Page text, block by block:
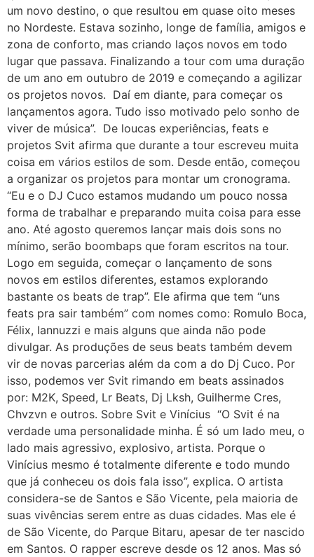
um novo destino, o que resultou em quase oito meses
no Nordeste. Estava sozinho, longe de família, amigos e
zona de conforto, mas criando laços novos em todo
lugar que passava. Finalizando a tour com uma duração
de um ano em outubro de 2019 e começando a agilizar
os projetos novos. Daí em diante, para começar os
lançamentos agora. Tudo isso motivado pelo sonho de
viver de música”. De loucas experiências, feats e
projetos Svit afirma que durante a tour escreveu muita
coisa em vários estilos de som. Desde então, começou
a organizar os projetos para montar um cronograma.
“Eu e o DJ Cuco estamos mudando um pouco nossa
forma de trabalhar e preparando muita coisa para esse
ano. Até agosto queremos lançar mais dois sons no
mínimo, serão boombaps que foram escritos na tour.
Logo em seguida, começar o lançamento de sons
novos em estilos diferentes, estamos explorando
bastante os beats de trap”. Ele afirma que tem “uns
feats pra sair também” com nomes como: Romulo Boca,
Félix, Iannuzzi e mais alguns que ainda não pode
divulgar. As produções de seus beats também devem
vir de novas parcerias além da com a do Dj Cuco. Por
isso, podemos ver Svit rimando em beats assinados
por: M2K, Speed, Lr Beats, Dj Lksh, Guilherme Cres,
Chvzvn e outros. Sobre Svit e Vinícius “O Svit é na
verdade uma personalidade minha. É só um lado meu, o
lado mais agressivo, explosivo, artista. Porque o
Vinícius mesmo é totalmente diferente e todo mundo
que já conheceu os dois fala isso”, explica. O artista
considera-se de Santos e São Vicente, pela maioria de
suas vivências serem entre as duas cidades. Mas ele é
de São Vicente, do Parque Bitaru, apesar de ter nascido
em Santos. O rapper escreve desde os 12 anos. Mas só